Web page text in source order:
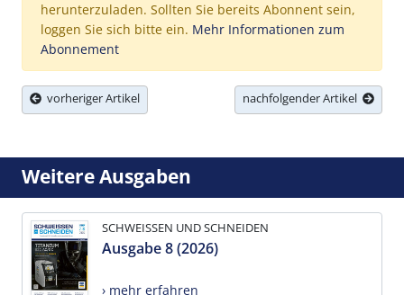
herunterzuladen. Sollten Sie bereits Abonnent sein,
loggen Sie sich bitte ein. Mehr Informationen zum
Abonnement
vorheriger Artikel nachfolgender Artikel
Weitere Ausgaben
SCHWEISSEN UND SCHNEIDEN
Ausgabe 8 (2026)
› mehr erfahren